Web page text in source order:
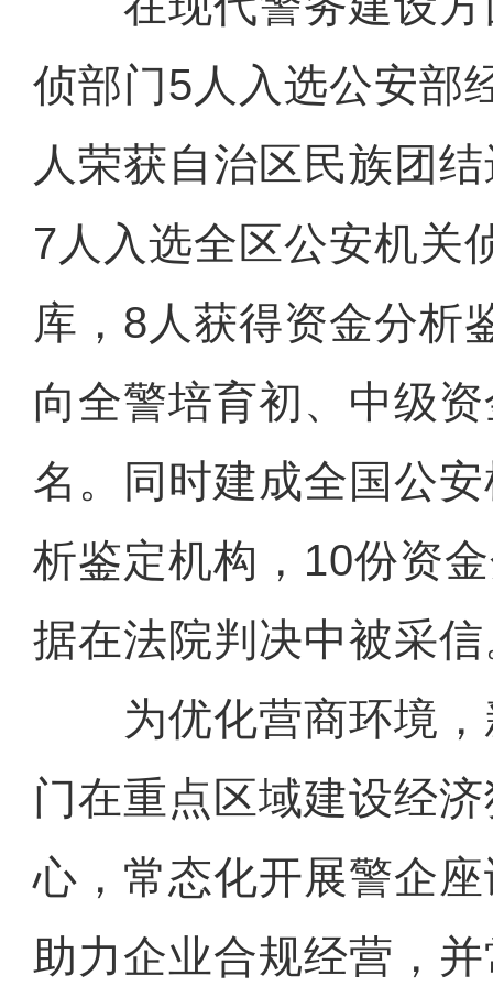
侦部门5人入选公安部
人荣获自治区民族团
7人入选全区公安机关
库，8人获得资金分析
向全警培育初、中级
名。同时建成全国公
析鉴定机构，10份资
据在法院判决中被采
为优化营商环境，
门在重点区域建设经
心，常态化开展警企
助力企业合规经营，